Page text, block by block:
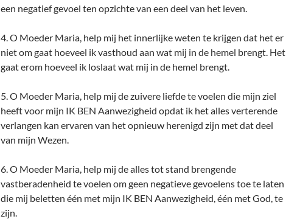
een negatief gevoel ten opzichte van een deel van het leven.
4. O Moeder Maria, help mij het innerlijke weten te krijgen dat het er
niet om gaat hoeveel ik vasthoud aan wat mij in de hemel brengt. Het
gaat erom hoeveel ik loslaat wat mij in de hemel brengt.
5. O Moeder Maria, help mij de zuivere liefde te voelen die mijn ziel
heeft voor mijn IK BEN Aanwezigheid opdat ik het alles verterende
verlangen kan ervaren van het opnieuw herenigd zijn met dat deel
van mijn Wezen.
6. O Moeder Maria, help mij de alles tot stand brengende
vastberadenheid te voelen om geen negatieve gevoelens toe te laten
die mij beletten één met mijn IK BEN Aanwezigheid, één met God, te
zijn.